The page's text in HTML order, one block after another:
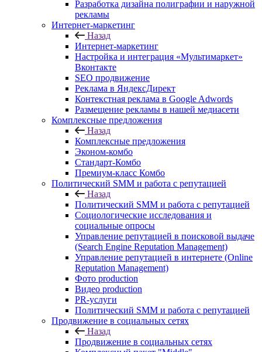
Разработка дизайна полиграфии и наружной
рекламы
Интернет-маркетинг
Назад
Интернет-маркетинг
Настройка и интеграция «Мультимаркет»
Вконтакте
SEO продвижение
Реклама в ЯндексДирект
Контекстная реклама в Google Adwords
Размещение рекламы в нашей медиасети
Комплексные предложения
Назад
Комплексные предложения
Эконом-комбо
Стандарт-Комбо
Премиум-класс Комбо
Политический SMM и работа с репутацией
Назад
Политический SMM и работа с репутацией
Социологические исследования и
социальные опросы
Управление репутацией в поисковой выдаче
(Search Engine Reputation Management)
Управление репутацией в интернете (Online
Reputation Management)
Фото production
Видео production
PR-услуги
Политический SMM и работа с репутацией
Продвижение в социальных сетях
Назад
Продвижение в социальных сетях